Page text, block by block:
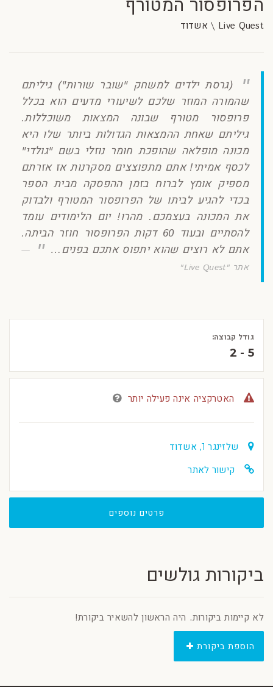
הפרופסור המטורף
Live Quest \ אשדוד
(גרסת ילדים למשחק "שובר שורות") גיליתם
שהמורה המוזר שלכם לשיעורי מדעים הוא בכלל
פרופסור מטורף שבונה המצאות משוכללות.
גיליתם שאחת ההמצאות הגדולות ביותר שלו היא
מכונה מופלאה שהופכת חומר נוזלי בשם "גולדי"
לכסף אמיתי! אתם מתפוצצים מסקרנות אז אזרתם
מספיק אומץ לברוח בזמן ההפסקה מבית הספר
בכדי להגיע לביתו של הפרופסור המטורף ולבדוק
את המכונה בעצמכם. מהרו! יום הלימודים עומד
להסתיים ובעוד 60 דקות הפרופסור חוזר הביתה.
אתם לא רוצים שהוא יתפוס אתכם בפנים…
אתר "Live Quest"
גודל קבוצה:
2 - 5
האטרקציה אינה פעילה יותר
שלזינגר 1, אשדוד
קישור לאתר
פרטים נוספים
ביקורות גולשים
לא קיימות ביקורות. היה הראשון להשאיר ביקורת!
הוספת ביקורת